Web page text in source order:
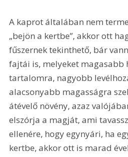
A kaprot általában nem
„bejön a kertbe”, akkor ott
fűszernek tekinthető, bár
fajtái is, melyeket magasabb
tartalomra, nagyobb
alacsonyabb magasságra
átévelő növény, azaz
elszórja a magját, ami
ellenére, hogy egynyári, ha
kertbe, akkor ott is marad